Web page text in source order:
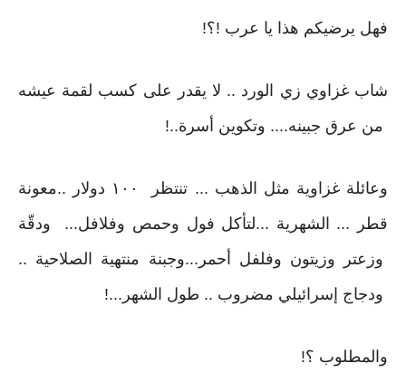
فهل يرضيكم هذا يا عرب !؟!
شاب غزاوي زي الورد .. لا يقدر على كسب لقمة عيشه
من عرق جبينه.... وتكوين أسرة..!
وعائلة غزاوية مثل الذهب ... تنتظر ١٠٠ دولار ..معونة
قطر ... الشهرية ...لتأكل فول وحمص وفلافل... ودقّة
وزعتر وزيتون وفلفل أحمر...وجبنة منتهية الصلاحية ..
ودجاج إسرائيلي مضروب .. طول الشهر...!
والمطلوب ؟!